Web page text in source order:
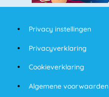
Privacy instellingen
Privacyverklaring
Cookieverklaring
Algemene voorwaarden